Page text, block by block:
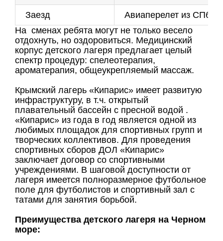
Заезд
Авиаперелет из СПб +
На сменах ребята могут не только весело
отдохнуть, но оздоровиться. Медицинский
корпус детского лагеря предлагает целый
спектр процедур: спелеотерапия,
ароматерапия, общеукрепляемый массаж.
Крымский лагерь «Кипарис» имеет развитую
инфраструктуру, в т.ч. открытый
плавательный бассейн с пресной водой .
«Кипарис» из года в год является одной из
любимых площадок для спортивных групп и
творческих коллективов. Для проведения
спортивных сборов ДОЛ «Кипарис»
заключает договор со спортивными
учреждениями. В шаговой доступности от
лагеря имеется полноразмерное футбольное
поле для футболистов и спортивный зал с
татами для занятия борьбой.
Преимущества детского лагеря на Черном
море: